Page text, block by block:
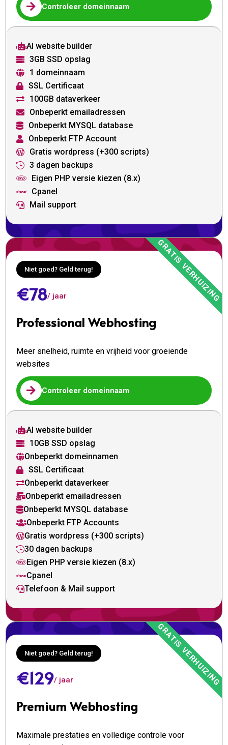
 Controleer domeinnaam
AI website builder
 3GB SSD opslag
 1 domeinnaam
 SSL Certificaat
 100GB dataverkeer
 Onbeperkt emailadressen
 Onbeperkt MYSQL database
 Onbeperkt FTP Account
 Gratis wordpress (+300 scripts)
 3 dagen backups
 Eigen PHP versie kiezen (8.x)
 Cpanel
 Mail support
Niet goed? Geld terug!
€78/ jaar
Professional Webhosting
Meer snelheid, ruimte en vrijheid voor groeiende
websites
 Controleer domeinnaam
AI website builder
 10GB SSD opslag
Onbeperkt domeinnamen
 SSL Certificaat
Onbeperkt dataverkeer
Onbeperkt emailadressen
Onbeperkt MYSQL database
Onbeperkt FTP Accounts
Gratis wordpress (+300 scripts)
30 dagen backups
Eigen PHP versie kiezen (8.x)
Cpanel
Telefoon & Mail support
Niet goed? Geld terug!
€129/ jaar
Premium Webhosting
Maximale prestaties en volledige controle voor